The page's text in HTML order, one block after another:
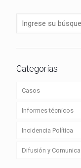
Categorías
Casos
Informes técnicos
Incidencia Política
Difusión y